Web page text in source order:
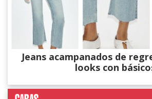
Jeans acampanados de
looks con